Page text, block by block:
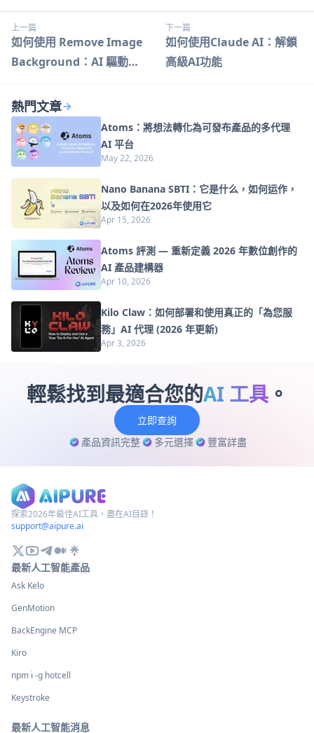
上一篇
如何使用 Remove Image
Background：AI 驅動的
下一篇
如何使用Claude AI：解鎖
高級AI功能
熱門文章
Atoms：將想法轉化為可發布產品的多代理
AI 平台
May 22, 2026
Nano Banana SBTI：它是什么，如何运作，
以及如何在2026年使用它
Apr 15, 2026
Atoms 評測 — 重新定義 2026 年數位創作的
AI 產品建構器
Apr 10, 2026
Kilo Claw：如何部署和使用真正的「為您服
務」AI 代理 (2026 年更新)
Apr 3, 2026
輕鬆找到最適合您的AI 工具。
立即查詢
產品資訊完整
多元選擇 豐富詳盡
探索2026年最佳AI工具，盡在AI目錄！
support@aipure.ai
最新人工智能產品
Ask Kelo
GenMotion
BackEngine MCP
Kiro
npm i -g hotcell
Keystroke
最新人工智能消息